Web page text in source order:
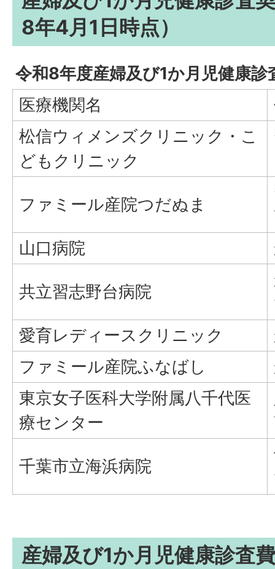
8年4月1日時点）
令和8年度産婦及び1か月児健康
医療機関名
松信ウィメンズクリニック・こ
どもクリニック
ファミール産院つだぬま
山口病院
共立習志野台病院
愛育レディースクリニック
ファミール産院ふなばし
東京女子医科大学附属八千代医
療センター
千葉市立海浜病院
産婦及び1か月児健康診査